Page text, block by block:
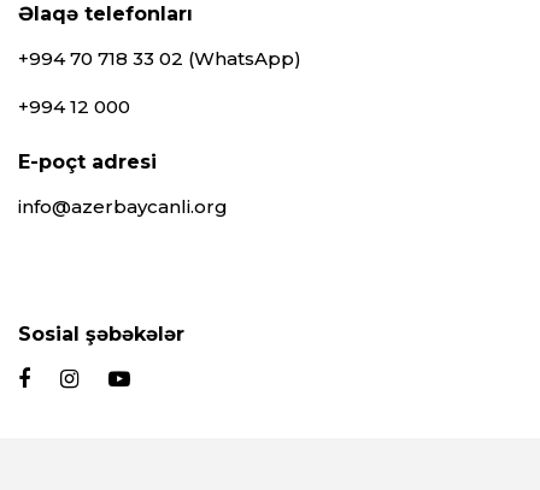
Əlaqə telefonları
+994 70 718 33 02 (WhatsApp)
+994 12 000
E-poçt adresi
info@azerbaycanli.org
Sosial şəbəkələr